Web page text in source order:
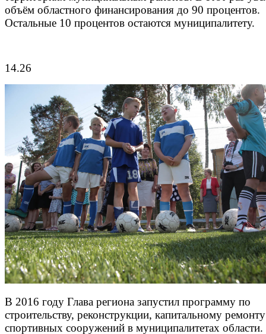
объём областного финансирования до 90 процентов.
Остальные 10 процентов остаются муниципалитету.
14.26
В 2016 году Глава региона запустил программу по
строительству, реконструкции, капитальному ремонту
спортивных сооружений в муниципалитетах